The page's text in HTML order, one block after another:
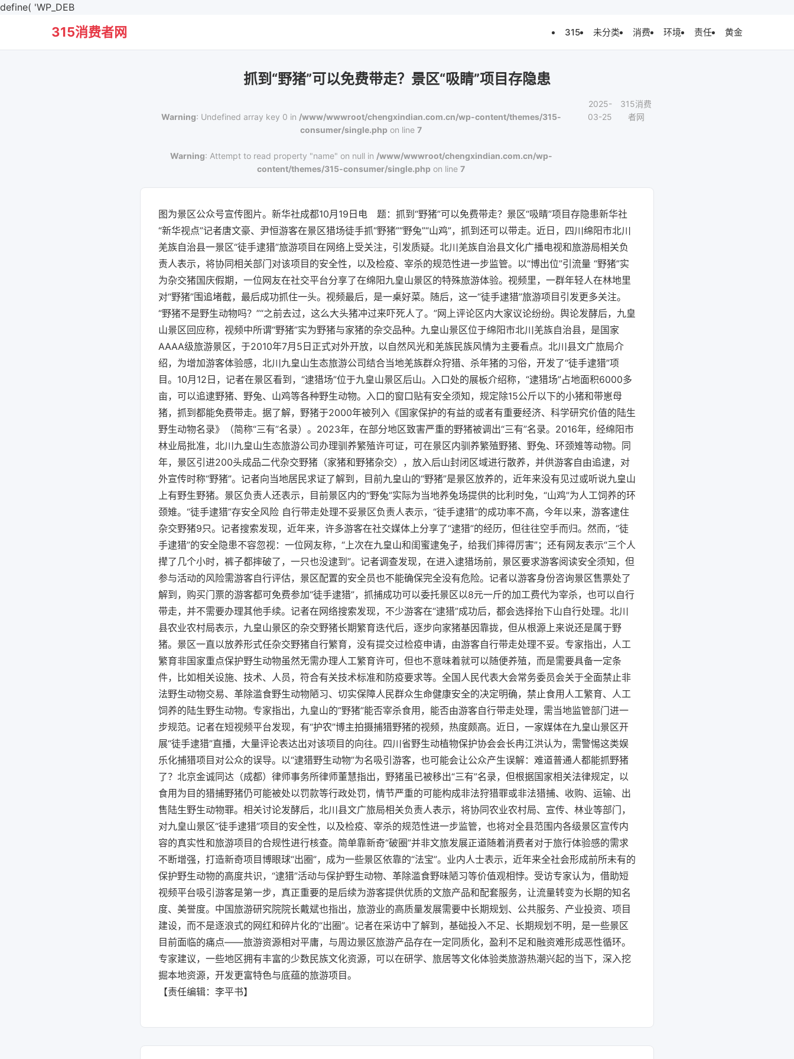
define( 'WP_DEB
315消费者网 315 未分类 消费 环境 责任 黄金
抓到“野猪”可以免费带走？景区“吸睛”项目存隐患
Warning: Undefined array key 0 in /www/wwwroot/chengxindian.com.cn/wp-content/themes/315-
consumer/single.php on line7
Warning: Attempt to read property "name" on null in /www/wwwroot/chengxindian.com.cn/wp-
content/themes/315-consumer/single.php on line7
2025-
03-25
315消费
者网
图为景区公众号宣传图片。新华社成都10月19日电 题：抓到“野猪”可以免费带走？景区“吸睛”项目存隐患新华社
“新华视点”记者唐文豪、尹恒游客在景区猎场徒手抓“野猪”“野兔”“山鸡”，抓到还可以带走。近日，四川绵阳市北川
羌族自治县一景区“徒手逮猎”旅游项目在网络上受关注，引发质疑。北川羌族自治县文化广播电视和旅游局相关负
责人表示，将协同相关部门对该项目的安全性，以及检疫、宰杀的规范性进一步监管。以“博出位”引流量 “野猪”实
为杂交猪国庆假期，一位网友在社交平台分享了在绵阳九皇山景区的特殊旅游体验。视频里，一群年轻人在林地里
对“野猪”围追堵截，最后成功抓住一头。视频最后，是一桌好菜。随后，这一“徒手逮猎”旅游项目引发更多关注。
“野猪不是野生动物吗？”“之前去过，这么大头猪冲过来吓死人了。”网上评论区内大家议论纷纷。舆论发酵后，九皇
山景区回应称，视频中所谓“野猪”实为野猪与家猪的杂交品种。九皇山景区位于绵阳市北川羌族自治县，是国家
AAAA级旅游景区，于2010年7月5日正式对外开放，以自然风光和羌族民族风情为主要看点。北川县文广旅局介
绍，为增加游客体验感，北川九皇山生态旅游公司结合当地羌族群众狩猎、杀年猪的习俗，开发了“徒手逮猎”项
目。10月12日，记者在景区看到，“逮猎场”位于九皇山景区后山。入口处的展板介绍称，“逮猎场”占地面积6000多
亩，可以追逮野猪、野兔、山鸡等各种野生动物。入口的窗口贴有安全须知，规定除15公斤以下的小猪和带崽母
猪，抓到都能免费带走。据了解，野猪于2000年被列入《国家保护的有益的或者有重要经济、科学研究价值的陆生
野生动物名录》（简称“三有”名录）。2023年，在部分地区致害严重的野猪被调出“三有”名录。2016年，经绵阳市
林业局批准，北川九皇山生态旅游公司办理驯养繁殖许可证，可在景区内驯养繁殖野猪、野兔、环颈雉等动物。同
年，景区引进200头成品二代杂交野猪（家猪和野猪杂交），放入后山封闭区域进行散养，并供游客自由追逮，对
外宣传时称“野猪”。记者向当地居民求证了解到，目前九皇山的“野猪”是景区放养的，近年来没有见过或听说九皇山
上有野生野猪。景区负责人还表示，目前景区内的“野兔”实际为当地养兔场提供的比利时兔，“山鸡”为人工饲养的环
颈雉。“徒手逮猎”存安全风险 自行带走处理不妥景区负责人表示，“徒手逮猎”的成功率不高，今年以来，游客逮住
杂交野猪9只。记者搜索发现，近年来，许多游客在社交媒体上分享了“逮猎”的经历，但往往空手而归。然而，“徒
手逮猎”的安全隐患不容忽视：一位网友称，“上次在九皇山和闺蜜逮兔子，给我们摔得厉害”；还有网友表示“三个人
撵了几个小时，裤子都摔破了，一只也没逮到”。记者调查发现，在进入逮猎场前，景区要求游客阅读安全须知，但
参与活动的风险需游客自行评估，景区配置的安全员也不能确保完全没有危险。记者以游客身份咨询景区售票处了
解到，购买门票的游客都可免费参加“徒手逮猎”，抓捕成功可以委托景区以8元一斤的加工费代为宰杀，也可以自行
带走，并不需要办理其他手续。记者在网络搜索发现，不少游客在“逮猎”成功后，都会选择抬下山自行处理。北川
县农业农村局表示，九皇山景区的杂交野猪长期繁育迭代后，逐步向家猪基因靠拢，但从根源上来说还是属于野
猪。景区一直以放养形式任杂交野猪自行繁育，没有提交过检疫申请，由游客自行带走处理不妥。专家指出，人工
繁育非国家重点保护野生动物虽然无需办理人工繁育许可，但也不意味着就可以随便养殖，而是需要具备一定条
件，比如相关设施、技术、人员，符合有关技术标准和防疫要求等。全国人民代表大会常务委员会关于全面禁止非
法野生动物交易、革除滥食野生动物陋习、切实保障人民群众生命健康安全的决定明确，禁止食用人工繁育、人工
饲养的陆生野生动物。专家指出，九皇山的“野猪”能否宰杀食用，能否由游客自行带走处理，需当地监管部门进一
步规范。记者在短视频平台发现，有“护农”博主拍摄捕猎野猪的视频，热度颇高。近日，一家媒体在九皇山景区开
展“徒手逮猎”直播，大量评论表达出对该项目的向往。四川省野生动植物保护协会会长冉江洪认为，需警惕这类娱
乐化捕猎项目对公众的误导。以“逮猎野生动物”为名吸引游客，也可能会让公众产生误解：难道普通人都能抓野猪
了？北京金诚同达（成都）律师事务所律师董慧指出，野猪虽已被移出“三有”名录，但根据国家相关法律规定，以
食用为目的猎捕野猪仍可能被处以罚款等行政处罚，情节严重的可能构成非法狩猎罪或非法猎捕、收购、运输、出
售陆生野生动物罪。相关讨论发酵后，北川县文广旅局相关负责人表示，将协同农业农村局、宣传、林业等部门，
对九皇山景区“徒手逮猎”项目的安全性，以及检疫、宰杀的规范性进一步监管，也将对全县范围内各级景区宣传内
容的真实性和旅游项目的合规性进行核查。简单靠新奇“破圈”并非文旅发展正道随着消费者对于旅行体验感的需求
不断增强，打造新奇项目博眼球“出圈”，成为一些景区依靠的“法宝”。业内人士表示，近年来全社会形成前所未有的
保护野生动物的高度共识，“逮猎”活动与保护野生动物、革除滥食野味陋习等价值观相悖。受访专家认为，借助短
视频平台吸引游客是第一步，真正重要的是后续为游客提供优质的文旅产品和配套服务，让流量转变为长期的知名
度、美誉度。中国旅游研究院院长戴斌也指出，旅游业的高质量发展需要中长期规划、公共服务、产业投资、项目
建设，而不是逐浪式的网红和碎片化的“出圈”。记者在采访中了解到，基础投入不足、长期规划不明，是一些景区
目前面临的痛点——旅游资源相对平庸，与周边景区旅游产品存在一定同质化，盈利不足和融资难形成恶性循环。
专家建议，一些地区拥有丰富的少数民族文化资源，可以在研学、旅居等文化体验类旅游热潮兴起的当下，深入挖
掘本地资源，开发更富特色与底蕴的旅游项目。
【责任编辑：李平书】